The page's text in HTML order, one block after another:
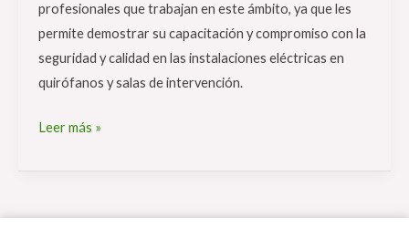
profesionales que trabajan en este ámbito, ya que les
permite demostrar su capacitación y compromiso con la
seguridad y calidad en las instalaciones eléctricas en
quirófanos y salas de intervención.
Leer más »